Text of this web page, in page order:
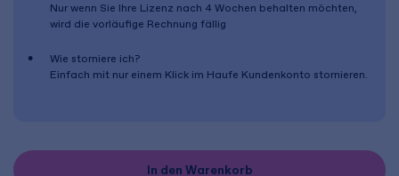
Nur wenn Sie Ihre Lizenz nach 4 Wochen behalten möchten,
wird die vorläufige Rechnung fällig
Wie storniere ich?
Einfach mit nur einem Klick im Haufe Kundenkonto stornieren.
In den Warenkorb